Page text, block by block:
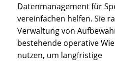
Datenmanagement für
vereinfachen helfen. Sie
Verwaltung von
bestehende operative
nutzen, um langfristige